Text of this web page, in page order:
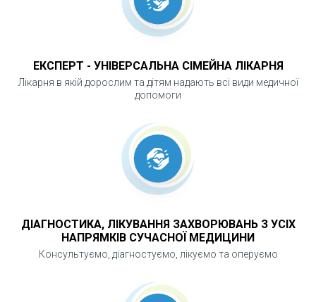
Гістероскопія. Сучасний малоінвазивний
метод лікування та одночасно і діагностики
захворювань
Діагностична
ЕКСПЕРТ - УНІВЕРСАЛЬНА СІМЕЙНА ЛІКАРНЯ
Лікарня в якій дорослим та дітям надають всі види медичної
допомоги
ДІАГНОСТИКА, ЛІКУВАННЯ ЗАХВОРЮВАНЬ З УСІХ
НАПРЯМКІВ СУЧАСНОЇ МЕДИЦИНИ
Консультуємо, діагностуємо, лікуємо та оперуємо